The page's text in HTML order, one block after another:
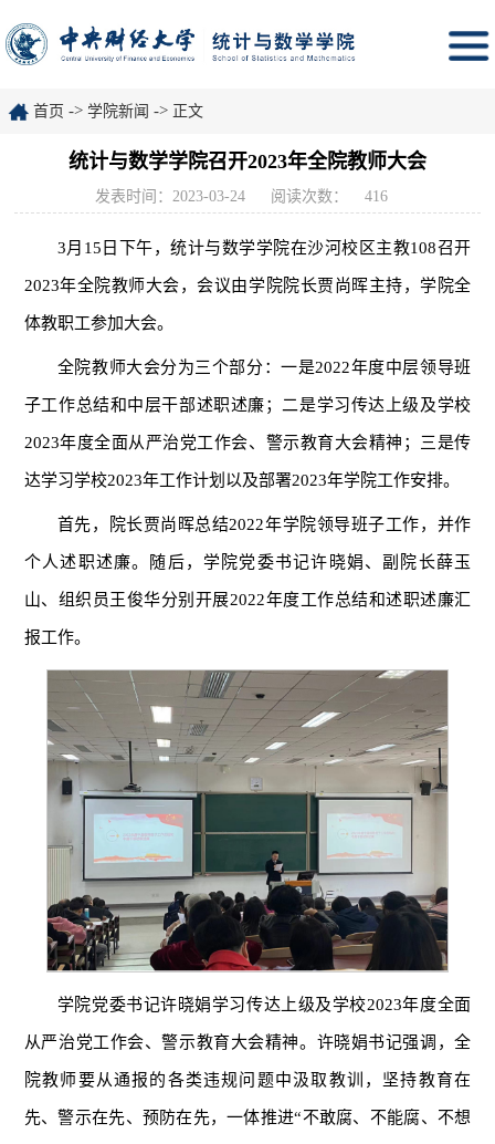
首页 -> 学院新闻 -> 正文
统计与数学学院召开2023年全院教师大会
发表时间：2023-03-24 阅读次数： 416
3月15日下午，统计与数学学院在沙河校区主教108召开
2023年全院教师大会，会议由学院院长贾尚晖主持，学院全
体教职工参加大会。
全院教师大会分为三个部分：一是2022年度中层领导班
子工作总结和中层干部述职述廉；二是学习传达上级及学校
2023年度全面从严治党工作会、警示教育大会精神；三是传
达学习学校2023年工作计划以及部署2023年学院工作安排。
首先，院长贾尚晖总结2022年学院领导班子工作，并作
个人述职述廉。随后，学院党委书记许晓娟、副院长薛玉
山、组织员王俊华分别开展2022年度工作总结和述职述廉汇
报工作。
学院党委书记许晓娟学习传达上级及学校2023年度全面
从严治党工作会、警示教育大会精神。许晓娟书记强调，全
院教师要从通报的各类违规问题中汲取教训，坚持教育在
先、警示在先、预防在先，一体推进“不敢腐、不能腐、不想